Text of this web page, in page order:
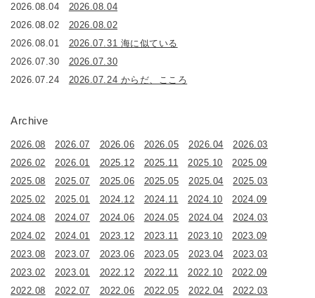
2026.08.04
2026.08.04
2026.08.02
2026.08.02
2026.08.01
2026.07.31 海に似ている
2026.07.30
2026.07.30
2026.07.24
2026.07.24 からだ、こころ
Archive
2026.08 2026.07 2026.06 2026.05 2026.04
2026.03
2026.02
2026.01 2025.12 2025.11 2025.10
2025.09
2025.08
2025.07 2025.06 2025.05 2025.04
2025.03
2025.02
2025.01 2024.12 2024.11 2024.10
2024.09
2024.08
2024.07 2024.06 2024.05 2024.04
2024.03
2024.02
2024.01 2023.12 2023.11 2023.10
2023.09
2023.08
2023.07 2023.06 2023.05 2023.04
2023.03
2023.02
2023.01 2022.12 2022.11 2022.10
2022.09
2022.08
2022.07 2022.06 2022.05 2022.04 2022.03